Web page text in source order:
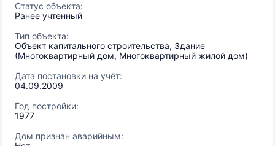
Статус объекта:
Ранее учтенный
Тип объекта:
Объект капитального строительства, Здание
(Многоквартирный дом, Многоквартирный жилой дом)
Дата постановки на учёт:
04.09.2009
Год постройки:
1977
Дом признан аварийным: